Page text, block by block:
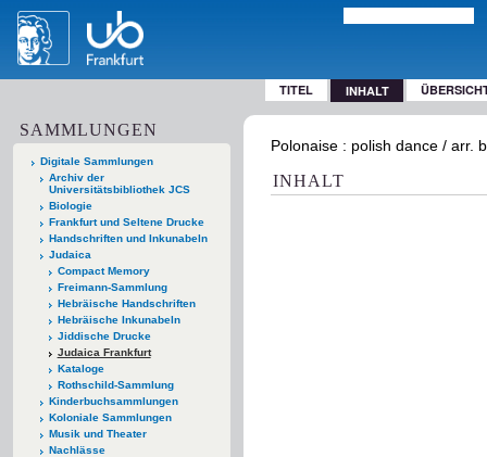
TITEL INHALT
SAMMLUNGEN
Digitale Sammlungen
Archiv der
Universitätsbibliothek JCS
Biologie
Frankfurt und Seltene Drucke
Handschriften und Inkunabeln
Judaica
Compact Memory
Freimann-Sammlung
Hebräische Handschriften
Hebräische Inkunabeln
Jiddische Drucke
Judaica Frankfurt
Kataloge
Rothschild-Sammlung
Kinderbuchsammlungen
Koloniale Sammlungen
Musik und Theater
Nachlässe
Polonaise : polish dance / arr.
INHALT